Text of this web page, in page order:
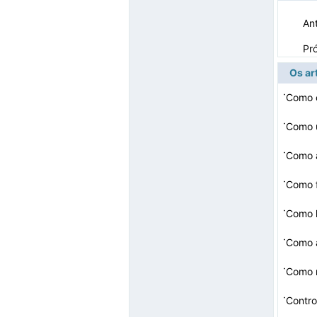
Os
·Como
·Como
·Como
·Como
·Como
·
·Como
·